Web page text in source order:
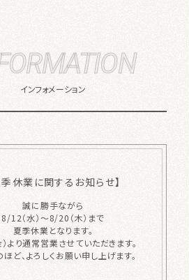
インフォメーション
季休業に関するお知らせ】
誠に勝手ながら
8/12（水）～8/20（木）まで
夏季休業となります。
より通常営業させていただきます。
ど、よろしくお願い申し上げます。